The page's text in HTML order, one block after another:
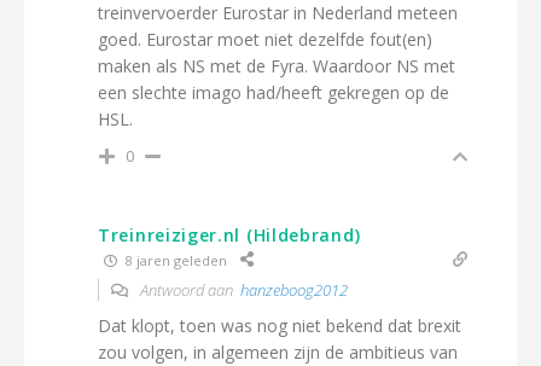
treinvervoerder Eurostar in Nederland meteen
goed. Eurostar moet niet dezelfde fout(en)
maken als NS met de Fyra. Waardoor NS met
een slechte imago had/heeft gekregen op de
HSL.
0
Treinreiziger.nl (Hildebrand)
8 jaren geleden
Antwoord aan hanzeboog2012
Dat klopt, toen was nog niet bekend dat brexit
zou volgen, in algemeen zijn de ambitieus van